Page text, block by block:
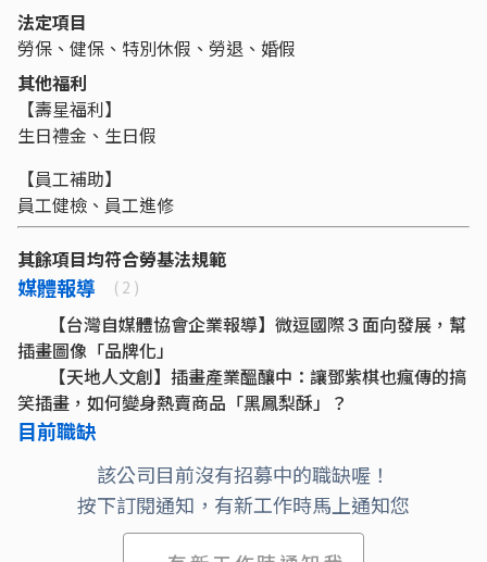
法定項目
勞保、健保、特別休假、勞退、婚假
其他福利
【壽星福利】
生日禮金、生日假
【員工補助】
員工健檢、員工進修
其餘項目均符合勞基法規範
媒體報導 ( 2 )
【台灣自媒體協會企業報導】微逗國際３面向發展，幫
插畫圖像「品牌化」
【天地人文創】插畫產業醞釀中：讓鄧紫棋也瘋傳的搞
笑插畫，如何變身熱賣商品「黑鳳梨酥」？
目前職缺
該公司目前沒有招募中的職缺喔！
按下訂閱通知，有新工作時馬上通知您